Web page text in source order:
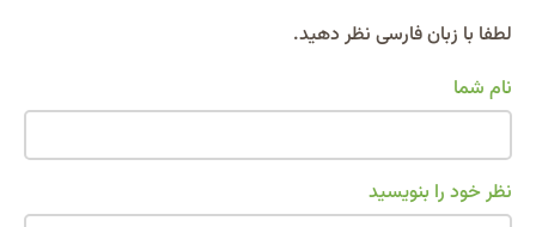
لطفا با زبان فارسی نظر دهید.
نام شما
نظر خود را بنویسید
Alternative: